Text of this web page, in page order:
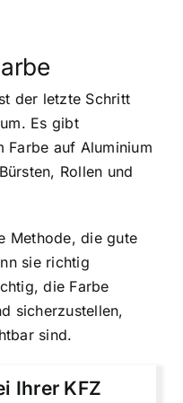
der letzte Schritt
Es gibt
Farbe auf Aluminium
Rollen und
Methode, die gute
sie richtig
die Farbe
sicherzustellen,
sind.
Ihrer KFZ